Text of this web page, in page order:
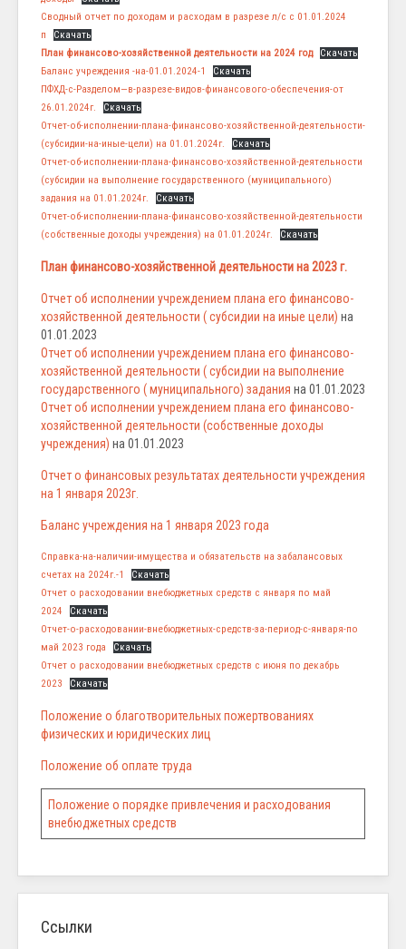
Сводный отчет по доходам и расходам в разрезе л/с с 01.01.2024
п
Скачать
План финансово-хозяйственной деятельности на 2024 год
Скачать
Баланс учреждения -на-01.01.2024-1
Скачать
ПФХД-с-Разделом—в-разрезе-видов-финансового-обеспечения-от
26.01.2024г.
Скачать
Отчет-об-исполнении-плана-финансово-хозяйственной-деятельности-
(субсидии-на-иные-цели) на 01.01.2024г.
Скачать
Отчет-об-исполнении-плана-финансово-хозяйственной-деятельности
(субсидии на выполнение государственного (муниципального)
задания на 01.01.2024г.
Скачать
Отчет-об-исполнении-плана-финансово-хозяйственной-деятельности
(собственные доходы учреждения) на 01.01.2024г.
Скачать
План финансово-хозяйственной деятельности на 2023 г.
Отчет об исполнении учреждением плана его финансово-
хозяйственной деятельности ( субсидии на иные цели) на
01.01.2023
Отчет об исполнении учреждением плана его финансово-
хозяйственной деятельности ( субсидии на выполнение
государственного ( муниципального) задания на 01.01.2023
Отчет об исполнении учреждением плана его финансово-
хозяйственной деятельности (собственные доходы
учреждения) на 01.01.2023
Отчет о финансовых результатах деятельности учреждения
на 1 января 2023г.
Баланс учреждения на 1 января 2023 года
Справка-на-наличии-имущества и обязательств на забалансовых
счетах на 2024г.-1
Скачать
Отчет о расходовании внебюджетных средств с января по май
2024
Скачать
Отчет-о-расходовании-внебюджетных-средств-за-период-с-января-по
май 2023 года
Скачать
Отчет о расходовании внебюджетных средств с июня по декабрь
2023
Скачать
Положение о благотворительных пожертвованиях
физических и юридических лиц
Положение об оплате труда
Положение о порядке привлечения и расходования
внебюджетных средств
Ссылки